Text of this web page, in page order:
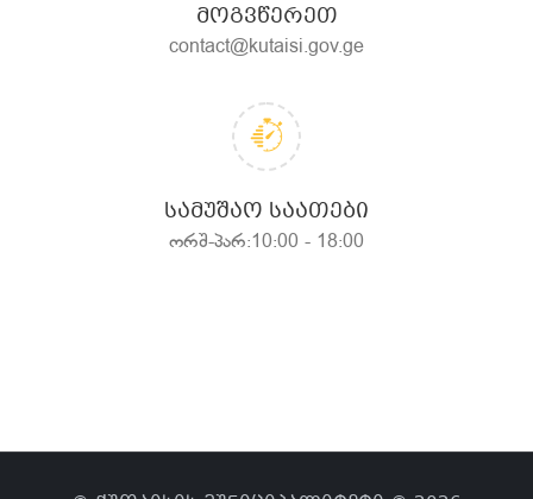
ᲛᲝᲒᲕᲬᲔᲠᲔᲗ
contact@kutaisi.gov.ge
ᲡᲐᲛᲣᲨᲐᲝ ᲡᲐᲐᲗᲔᲑᲘ
ორშ-პარ:10:00 - 18:00